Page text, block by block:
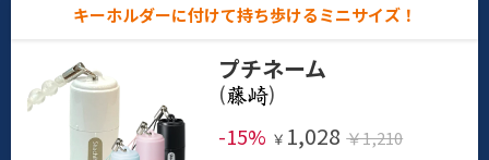
キーホルダーに付けて持ち歩けるミニサイズ！
プチネーム
(
)
-15% ￥ 1,028 ￥1,210